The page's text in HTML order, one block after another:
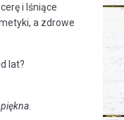
i lśniące
a zdrowe
lat?
.